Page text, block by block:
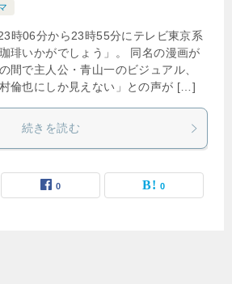
時06分から23時55分にテレビ東京系
琲いかがでしょう」。 同名の漫画が
間で主人公・青山一のビジュアル、
倫也にしか見えない」との声が […]
続きを読む
0 0